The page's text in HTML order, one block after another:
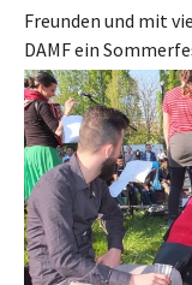
Freunden und mit
DAMF ein